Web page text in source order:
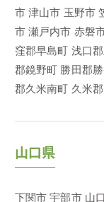
市 津山市 玉野市
市 瀬戸内市 赤磐
窪郡早島町 浅口
郡鏡野町 勝田郡
郡久米南町 久米
山口県
下関市 宇部市 山